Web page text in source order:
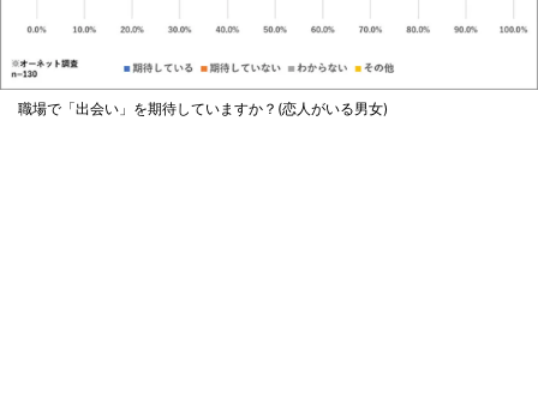
職場で「出会い」を期待していますか？(恋人がいる男女)